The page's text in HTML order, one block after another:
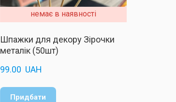
немає в наявності
Шпажки для декору Зірочки
металік (50шт)
99.00  UAH
Придбати